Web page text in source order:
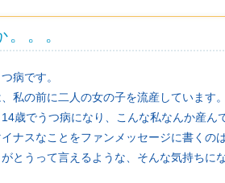
。。。
病です。
私の前に二人の女の子を流産しています
14歳でうつ病になり、こんな私なんか産
イナスなことをファンメッセージに書く
とうって言えるような、そんな気持ちに